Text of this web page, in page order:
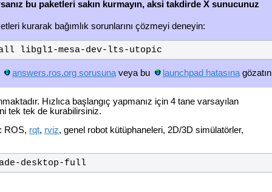
bu paketleri sakın kurmayın, aksi takdirde X sunucunuz
kurarak bağımlık sorunlarını çözmeyi deneyin:
libgl1-mesa-dev-lts-utopic
answers.ros.org sorusunaveya bu launchpad hatasınagözatın
Hızlıca başlangıç yapmanız için 4 tane varsayılan
tek tek de kurabilirsiniz.
: ROS, rqt, rviz, genel robot kütüphaneleri, 2D/3D simülatörler,
desktop-full